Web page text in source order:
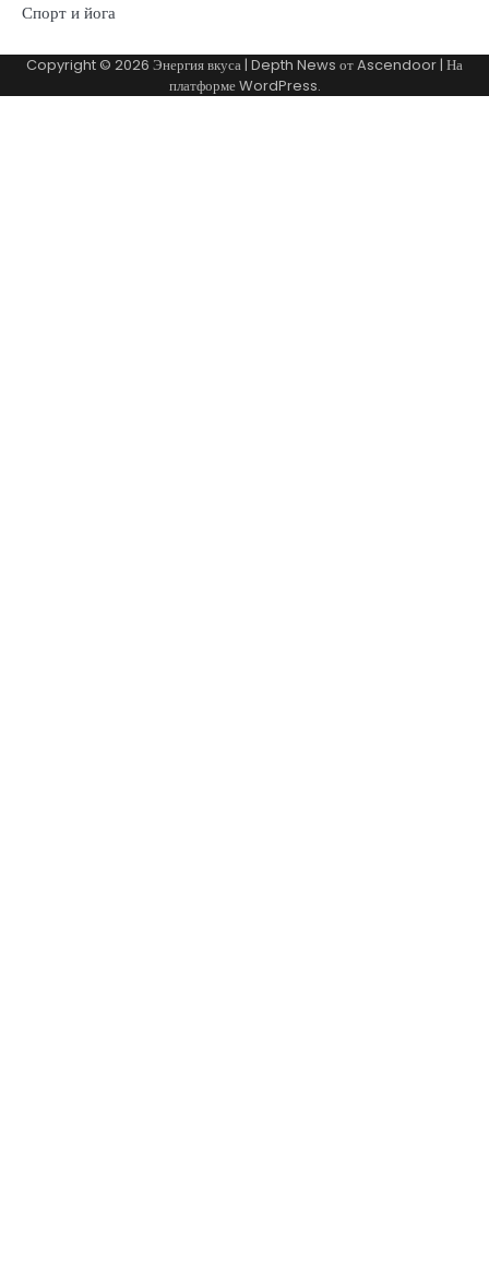
Спорт и йога
Copyright © 2026 Энергия вкуса | Depth News отAscendoor | На
платформеWordPress.